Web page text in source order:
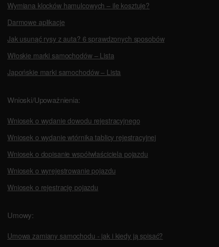
Wymiana klocków hamulcowych – ile kosztuje?
Darmowe aplikacje
Jak usunąć rysy z auta? 6 sprawdzonych sposobów
Włoskie marki samochodów – Lista
Japońskie marki samochodów – Lista
Wnioski/Upoważnienia:
Wniosek o wydanie dowodu rejestracyjnego
Wniosek o wydanie wtórnika tablicy rejestracyjnej
Wniosek o dopisanie współwłaściciela pojazdu
Wniosek o wyrejestrowanie pojazdu
Wniosek o rejestrację pojazdu
Umowy:
Umowa zamiany samochodu - jak i kiedy ją spisać?